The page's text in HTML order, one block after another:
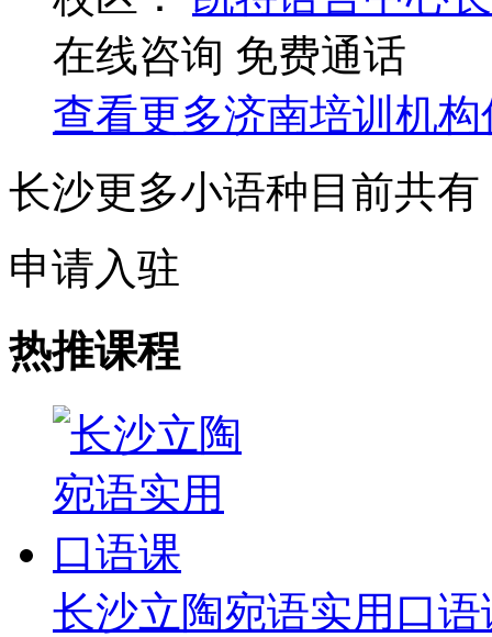
在线咨询 免费通话
查看更多济南培训机构
长沙更多小语种目前共有
申请入驻
热推课程
长沙立陶宛语实用口语